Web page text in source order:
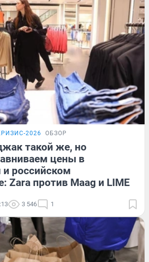
2026 ОБЗОР
такой же, но
цены в
российском
Zara против Maag и LIME
3 546 1